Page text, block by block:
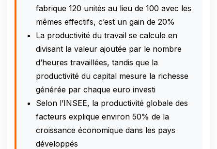
fabrique 120 unités au lieu de 100 avec les
mêmes effectifs, c’est un gain de 20%
La productivité du travail se calcule en
divisant la valeur ajoutée par le nombre
d’heures travaillées, tandis que la
productivité du capital mesure la richesse
générée par chaque euro investi
Selon l’INSEE, la productivité globale des
facteurs explique environ 50% de la
croissance économique dans les pays
développés